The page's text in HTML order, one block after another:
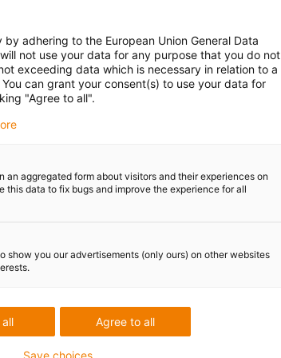
se
adhering to the European Union General Data
not use your data for any purpose that you do not
exceeding data which is necessary in relation to a
can grant your consent(s) to use your data for
"Agree to all".
an aggregated form about visitors and their experiences on
this data to fix bugs and improve the experience for all
show you our advertisements (only ours) on other websites
Agree to all
Save choices